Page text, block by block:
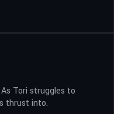
Tori struggles to
thrust into.